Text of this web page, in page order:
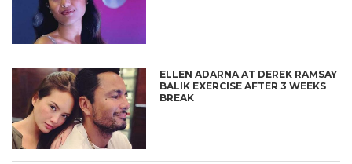
ELLEN ADARNA AT DEREK RAMSAY
BALIK EXERCISE AFTER 3 WEEKS
BREAK